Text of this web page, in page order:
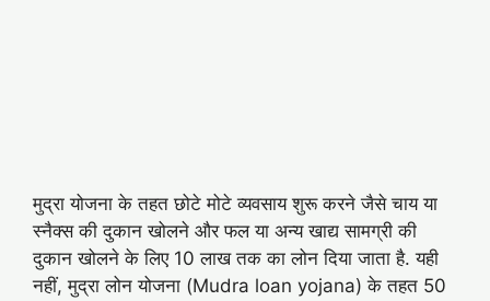
मुद्रा योजना के तहत छोटे मोटे व्यवसाय शुरू करने जैसे चाय या
स्नैक्स की दुकान खोलने और फल या अन्य खाद्य सामग्री की
दुकान खोलने के लिए 10 लाख तक का लोन दिया जाता है. यही
नहीं, मुद्रा लोन योजना (Mudra loan yojana) के तहत 50